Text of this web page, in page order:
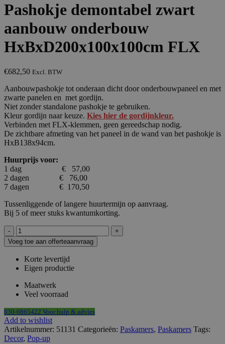
Pashokje demontabel zwart
aanbouw onderbouw
HxBxD200x100x100cm FLX
€682,50 Excl. BTW
Aanbouwpashokje tot onderaan dicht door onderbouwpaneel en met
zwarte panelen en met gordijn.
Niet zonder standalone pashokje te gebruiken.
Kleur gordijn naar keuze. Kies hier de gordijnkleur.
Verbinden met FLX-klemmen, geen gereedschap nodig.
De zichtbare afmeting van het paneel in de wand van het pashokje is
HxB138x94cm.
Huurprijs voor:
1 dag € 57,00
2 dagen € 76,00
7 dagen € 170,50
Tussenliggende of langere huurtermijn op aanvraag.
Bij 5 of meer stuks kwantumkorting.
Pashokje
demontabel
zwart
aanbouw
onderbouw
HxBxD200x100x100cm
FLX
aantal
Voeg toe aan offerteaanvraag
Korte levertijd
Eigen productie
Maatwerk
Veel voorraad
030-6865422 Voor hulp & advies
Add to wishlist
Artikelnummer: 51131 Categorieën: Paskamers, Paskamers Tags:
Decor, Pop-up